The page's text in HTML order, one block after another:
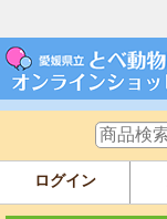
ログイン